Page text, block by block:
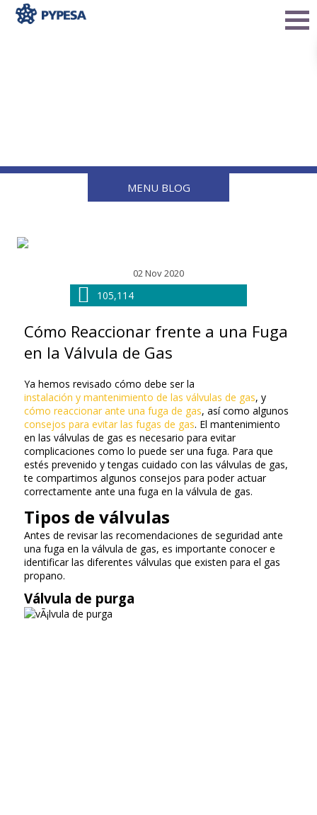
MENU BLOG
02 Nov 2020
105,114
Cómo Reaccionar frente a una Fuga
en la Válvula de Gas
Ya hemos revisado cómo debe ser la
instalación y mantenimiento de las válvulas de gas, y
cómo reaccionar ante una fuga de gas, así como algunos
consejos para evitar las fugas de gas. El mantenimiento
en las válvulas de gas es necesario para evitar
complicaciones como lo puede ser una fuga. Para que
estés prevenido y tengas cuidado con las válvulas de gas,
te compartimos algunos consejos para poder actuar
correctamente ante una fuga en la válvula de gas.
Tipos de válvulas
Antes de revisar las recomendaciones de seguridad ante
una fuga en la válvula de gas, es importante conocer e
identificar las diferentes válvulas que existen para el gas
propano.
Válvula de purga